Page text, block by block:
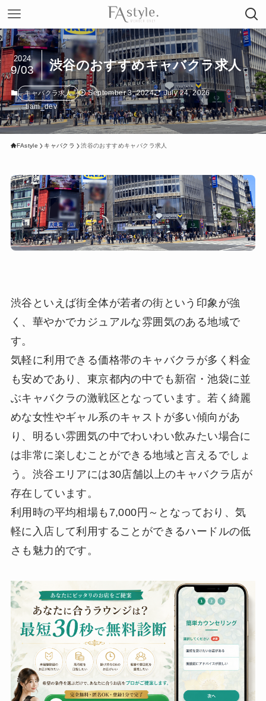
渋谷のおすすめキャバクラ求人
2024
9/03
キャバクラ求人 September 3, 2024
July 24, 2026
tiam_dev
FAstyle キャバクラ 渋谷のおすすめキャバクラ求人
渋谷といえば街全体が若者の街という印象が強
く、華やかでカジュアルな雰囲気のある地域で
す。
気軽に利用できる価格帯のキャバクラが多く料金
も安めであり、東京都内の中でも新宿・池袋に並
ぶキャバクラの激戦区となっています。若く綺麗
めな女性やギャル系のキャストが多い傾向があ
り、明るい雰囲気の中でわいわい飲みたい場合に
は非常に楽しむことができる地域と言えるでしょ
う。渋谷エリアには30店舗以上のキャバクラ店が
存在しています。
利用時の平均相場も7,000円～となっており、気
軽に入店して利用することができるハードルの低
さも魅力的です。